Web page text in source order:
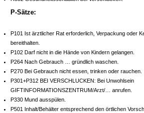
P-Sätze:
P101 Ist ärztlicher Rat erforderlich, Verpackung oder
bereithalten.
P102 Darf nicht in die Hände von Kindern gelangen.
P264 Nach Gebrauch … gründlich waschen.
P270 Bei Gebrauch nicht essen, trinken oder rauchen.
P301+P312 BEI VERSCHLUCKEN: Bei Unwohlsein
GIFTINFORMATIONSZENTRUM/Arzt/… anrufen.
P330 Mund ausspülen.
P501 Inhalt/Behälter entsprechend den örtlichen